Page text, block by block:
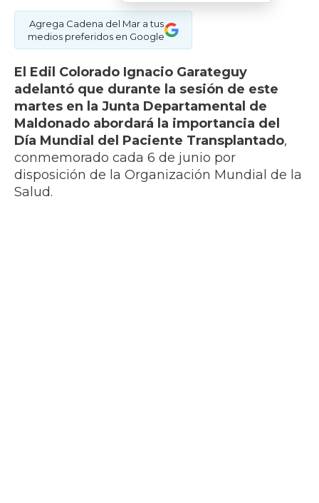
Agrega Cadena del Mar a tus
medios preferidos en Google
El Edil Colorado Ignacio Garateguy
adelantó que durante la sesión de este
martes en la Junta Departamental de
Maldonado abordará la importancia del
Día Mundial del Paciente Transplantado,
conmemorado cada 6 de junio por
disposición de la Organización Mundial de la
Salud.